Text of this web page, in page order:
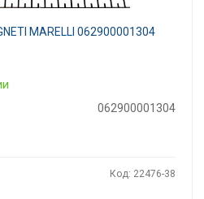
MARELLI 062900001304
062900001304
Код: 22476-38